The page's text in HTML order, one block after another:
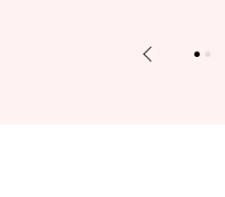
Previous 1 2